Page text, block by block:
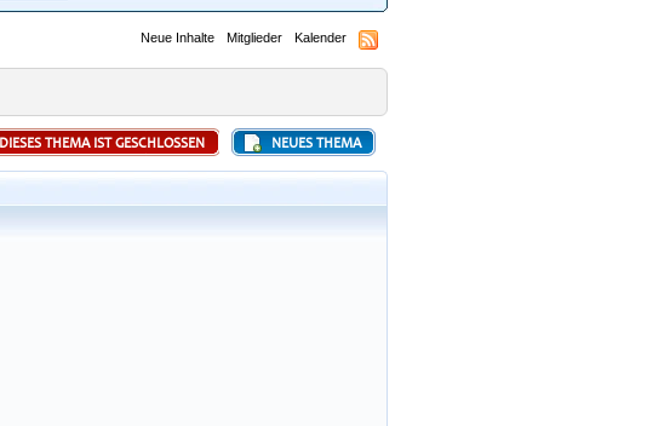
Neue Inhalte Mitglieder Kalender
NEUES THEMA
DIESES THEMA IST GESCHLOSSEN